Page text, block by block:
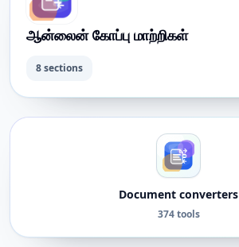
ஆன்லைன் கோப்பு மாற்றிகள்
8 sections
Document converters
374 tools